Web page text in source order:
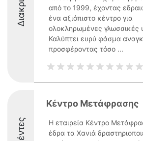
από το 1999, έχοντας
ένα αξιόπιστο κέντρο για
ολοκληρωμένες γλωσσικές
Καλύπτει ευρύ φάσμα
προσφέροντας τόσο ...
Κέντρο Μετάφρασης
Η εταιρεία Κέντρο
έδρα τα Χανιά